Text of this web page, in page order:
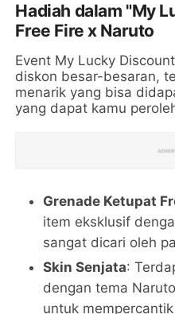
Hadiah dalam "My
Free Fire x Naruto
Event My Lucky
diskon besar-besaran,
menarik yang bisa
yang dapat kamu
Grenade Ketupat
item eksklusif
sangat dicari oleh
Skin Senjata:
dengan tema
untuk